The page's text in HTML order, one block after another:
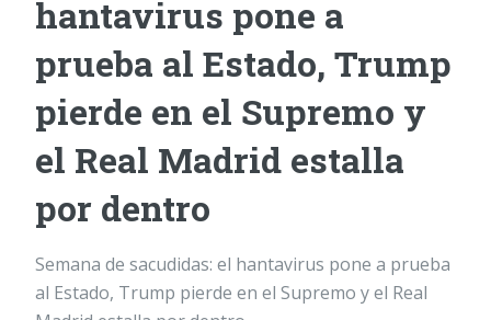
hantavirus pone a
prueba al Estado, Trump
pierde en el Supremo y
el Real Madrid estalla
por dentro
Semana de sacudidas: el hantavirus pone a prueba
al Estado, Trump pierde en el Supremo y el Real